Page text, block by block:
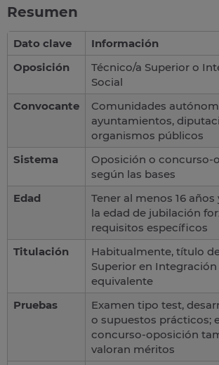
Resumen
Dato clave
Información
Oposición
Técnico/a Superior o
Social
Convocante
Comunidades
ayuntamientos,
organismos públicos
Sistema
Oposición o concurso-
según las bases
Edad
Tener al menos 16
la edad de jubilación
requisitos específicos
Titulación
Habitualmente, título
Superior en Integración
equivalente
Pruebas
Examen tipo test,
o supuestos prácticos;
concurso-oposición
valoran méritos